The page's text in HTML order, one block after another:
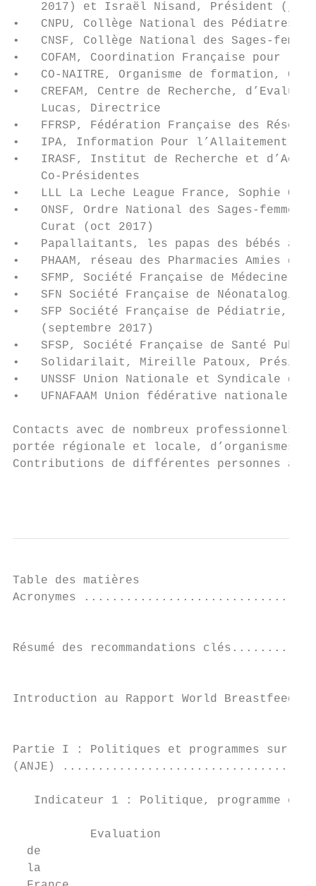
2017) et Israël Nisand, Président
•   CNPU, Collège National des
•   CNSF, Collège National des Sages-
•   COFAM, Coordination Française pour
•   CO-NAITRE, Organisme de formation,
•   CREFAM, Centre de Recherche,
    Lucas, Directrice
•   FFRSP, Fédération Française des
•   IPA, Information Pour l’Allaitement –
•   IRASF, Institut de Recherche et
    Co-Présidentes
•   LLL La Leche League France, Sophie
•   ONSF, Ordre National des Sages-
    Curat (oct 2017)
•   Papallaitants, les papas des bébés
•   PHAAM, réseau des Pharmacies Amies
•   SFMP, Société Française de Médecine
•   SFN Société Française de
•   SFP Société Française de Pédiatrie,
    (septembre 2017)
•   SFSP, Société Française de Santé
•   Solidarilait, Mireille Patoux,
•   UNSSF Union Nationale et Syndicale des
•   UFNAFAAM Union fédérative nationale
Contacts avec de nombreux
portée régionale et locale, d’organismes
Contributions de différentes personnes
Table des matières
Acronymes
Résumé des recommandations
Introduction au Rapport World
Partie I : Politiques et programmes sur
(ANJE)
Indicateur 1 : Politique, programme et
           Evaluation
de
la